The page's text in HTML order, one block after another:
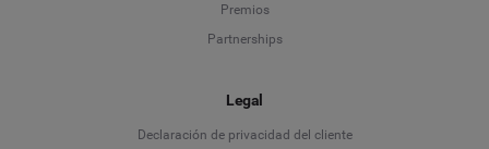
Premios
Partnerships
Legal
Declaración de privacidad del cliente